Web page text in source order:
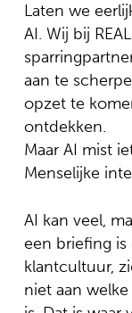
Laten we
AI. Wij bij
aan te
opzet te
ontdekken.
Maar AI mist
Menselijke
AI kan veel,
een briefing is
klantcultuur,
niet aan